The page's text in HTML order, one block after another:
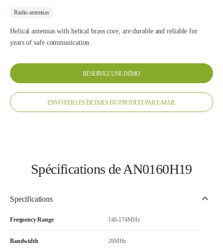
Radio-antennas
Helical antennas with helical brass core, are durable and reliable for
years of safe communication.
RÉSERVEZ UNE DÉMO
ENVOYER LES DÉTAILS DU PRODUIT PAR E-MAIL
Spécifications de AN0160H19
Specifications
Frequency Range 146-174MHz
Bandwidth 28MHz